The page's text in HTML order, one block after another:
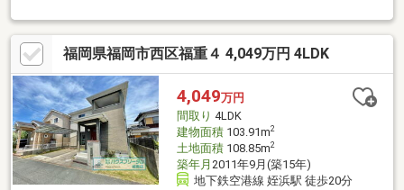
をご覧ください。 ◆ローンに強い福重不動産 １円単位で借入額計
算が可能！ 銀行毎の非公開審査情報も把握、年収に応じた精度の
高い資金計画をご提供！ モゲ○○ックや、事前審査の丸投げはおや
めください 審査に出す前にどの銀行に出すべきか、いくら借りら
れるかを計算してから出さないと、本当は3990万円まで借りられ
る方でも4000万円で審査を出してしまうと「否決」になるか
も・・・記録も残ります。
福岡県福岡市西区福重４ 4,049万円 4LDK
4,049万円
間取り 4LDK
建物面積103.91m2
土地面積108.85m2
築年月 2011年9月(築15年)
地下鉄空港線 姪浜駅 徒歩20分